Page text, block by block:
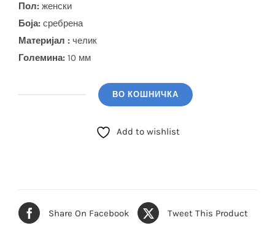
Пол: женски
Боја: сребрена
Материјал : челик
Големина: 10 мм
(JUBЕ06092JWRHTU)
ВО КОШНИЧКА
Add to wishlist
Share On Facebook Tweet This Product